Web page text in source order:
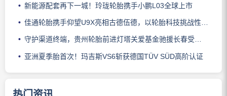
新能源配套再下一城！玲珑轮胎携手小鹏L03全球上市
佳通轮胎携手仰望U9X亮相古德伍德，以轮胎科技挑战性能边界
守护渠道终端，贵州轮胎前进灯塔关爱基金驰援长春受灾门店
亚洲夏季胎首次！玛吉斯VS6斩获德国TÜV SÜD高阶认证